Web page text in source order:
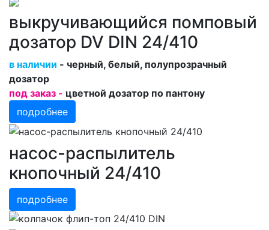
выкручивающийся помповый
дозатор DV DIN 24/410
в наличии - черный, белый, полупрозрачный
дозатор
под заказ - цветной дозатор по пантону
подробнее
насос-распылитель
кнопочный 24/410
подробнее